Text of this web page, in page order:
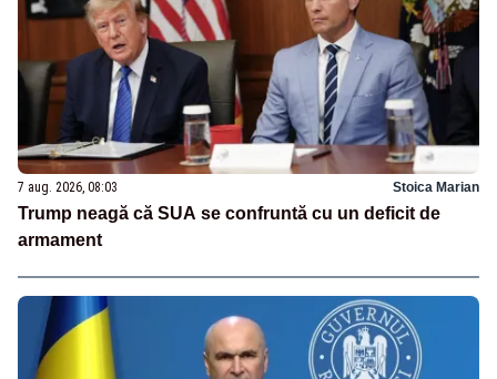
7 aug. 2026, 08:03 Stoica Marian
Trump neagă că SUA se confruntă cu un deficit de
armament